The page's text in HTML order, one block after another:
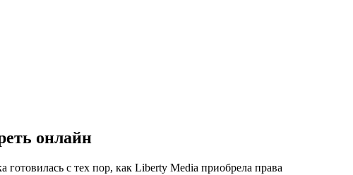
онлайн
с тех пор, как Liberty Media приобрела права